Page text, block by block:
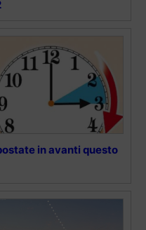
in avanti questo